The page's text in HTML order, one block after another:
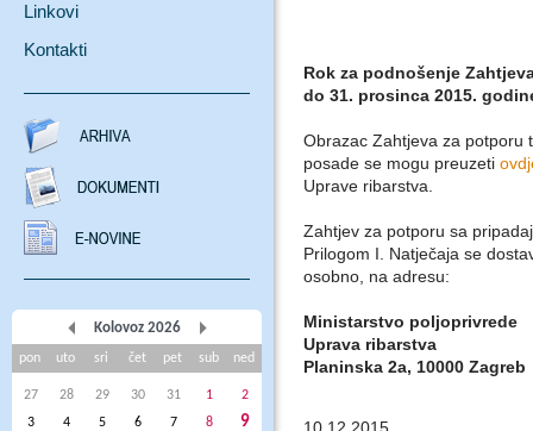
Linkovi
Kontakti
Kolovoz 2026
pon uto sri čet pet sub ned
27 28 29 30 31 1
2
3
4 5 6 7 8 9
Rok za podnošenje
do 31. prosinca 2015.
Obrazac Zahtjeva za potporu
posade se mogu preuzeti
Uprave ribarstva.
Zahtjev za potporu sa
Prilogom I. Natječaja se
osobno, na adresu:
Ministarstvo poljoprivrede
Uprava ribarstva
Planinska 2a, 10000 Zagreb